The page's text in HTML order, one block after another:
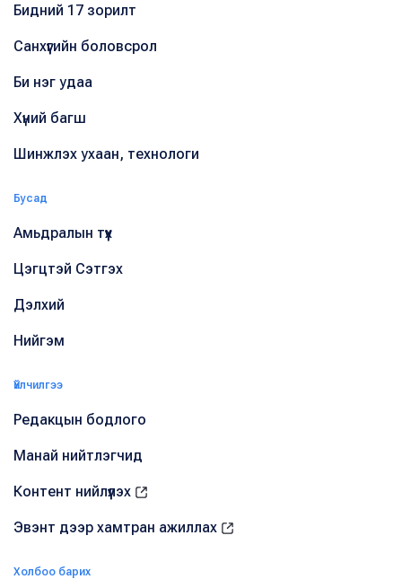
Бидний 17 зорилт
Санхүүгийн боловсрол
Би нэг удаа
Хүний багш
Шинжлэх ухаан, технологи
Бусад
Амьдралын түүх
Цэгцтэй Сэтгэх
Дэлхий
Нийгэм
Үйлчилгээ
Редакцын бодлого
Манай нийтлэгчид
Контент нийлүүлэх
Эвэнт дээр хамтран ажиллах
Холбоо барих